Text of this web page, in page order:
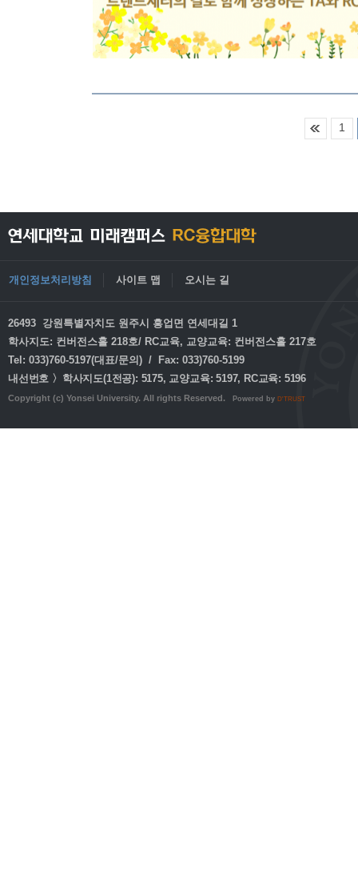
1
개인정보처리방침 사이트 맵 오시는 길
26493 강원특별자치도 원주시 흥업면 연세대길 1
학사지도: 컨버전스홀 218호/ RC교육, 교양교육: 컨버전스홀 217호
Tel: 033)760-5197(대표/문의) / Fax: 033)760-5199
내선번호 〉학사지도(1전공): 5175, 교양교육: 5197, RC교육: 5196
Copyright (c) Yonsei University. All rights Reserved. Powered by D'TRUST